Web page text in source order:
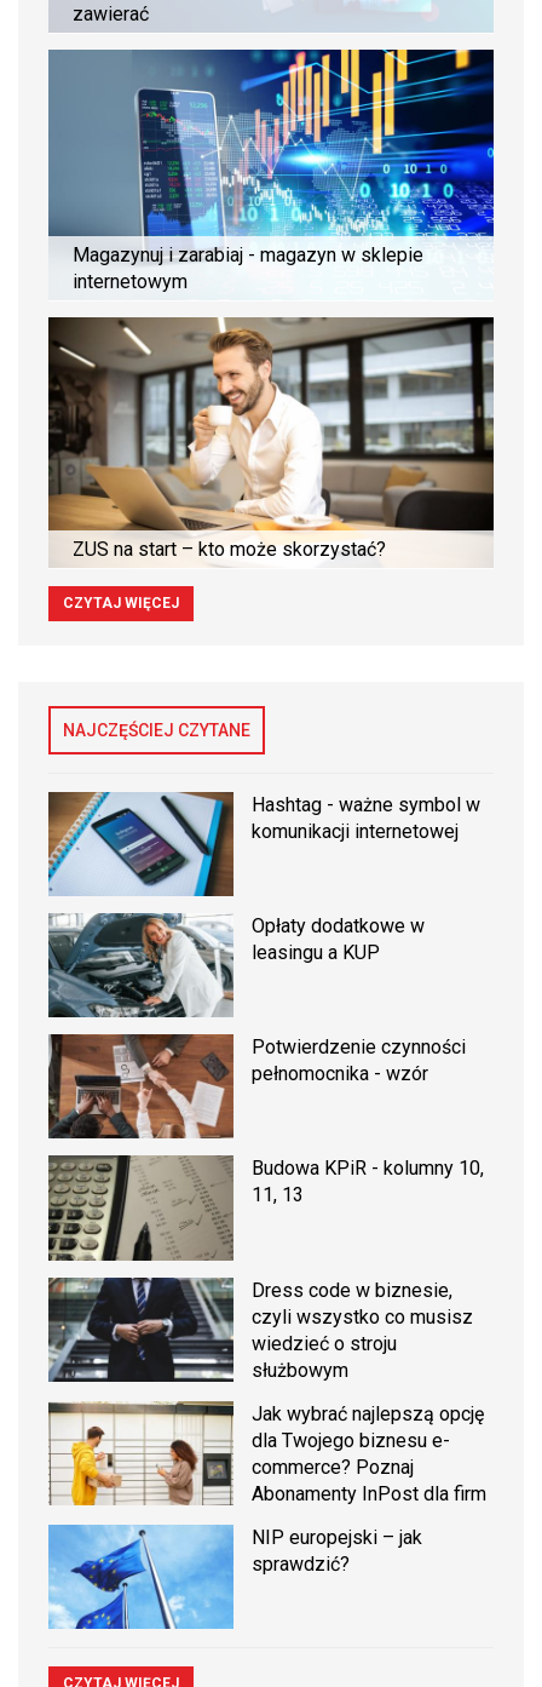
zawierać
Magazynuj i zarabiaj - magazyn w sklepie
internetowym
ZUS na start – kto może skorzystać?
CZYTAJ WIĘCEJ
NAJCZĘŚCIEJ CZYTANE
Hashtag - ważne symbol w
komunikacji internetowej
Opłaty dodatkowe w
leasingu a KUP
Potwierdzenie czynności
pełnomocnika - wzór
Budowa KPiR - kolumny 10,
11, 13
Dress code w biznesie,
czyli wszystko co musisz
wiedzieć o stroju
służbowym
Jak wybrać najlepszą opcję
dla Twojego biznesu e-
commerce? Poznaj
Abonamenty InPost dla firm
NIP europejski – jak
sprawdzić?
CZYTAJ WIĘCEJ